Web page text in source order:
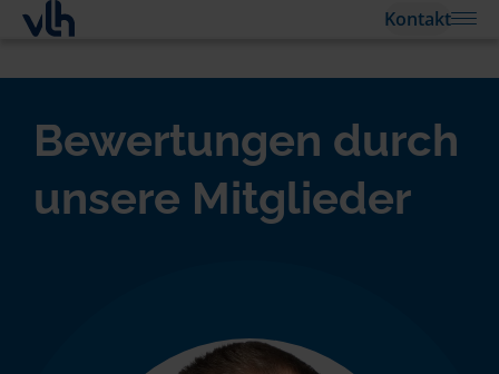
Kontakt
Bewertungen durch
unsere Mitglieder